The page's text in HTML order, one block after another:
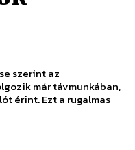
szerint az
már távmunkában,
érint. Ezt a rugalmas